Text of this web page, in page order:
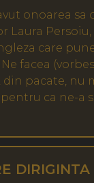
onoarea sa
Laura Persoiu,
care
facea
pacate, nu
ca ne-a
DIRIGINTA